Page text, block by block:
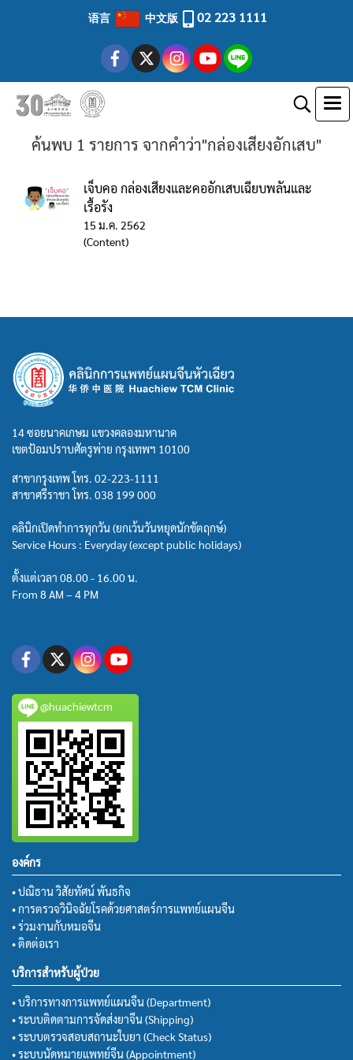
语言 中文版 02 223 1111
ค้นพบ 1 รายการ จากคำว่า"กล่องเสียงอักเสบ"
เจ็บคอ กล่องเสียงและคออักเสบเฉียบพลันและ
เรื้อรัง
15 ม.ค. 2562
(Content)
14 ซอยนาคเกษม แขวงคลองมหานาค
เขตป้อมปราบศัตรูพ่าย กรุงเทพฯ 10100
สาขากรุงเทพ โทร. 02-223-1111
สาขาศรีราชา โทร. 038 199 000
คลินิกเปิดทำการทุกวัน (ยกเว้นวันหยุดนักขัตฤกษ์)
Service Hours : Everyday (except public holidays)
ตั้งแต่เวลา 08.00 - 16.00 น.
From 8 AM – 4 PM
@huachiewtcm
องค์กร
• ปณิธาน วิสัยทัศน์ พันธกิจ
• การตรวจวินิจฉัยโรคด้วยศาสตร์การแพทย์แผนจีน
• ร่วมงานกับหมอจีน
• ติดต่อเรา
บริการสำหรับผู้ป่วย
• บริการทางการแพทย์แผนจีน (Department)
• ระบบติดตามการจัดส่งยาจีน (Shipping)
• ระบบตรวจสอบสถานะใบยา (Check Status)
• ระบบนัดหมายแพทย์จีน (Appointment)